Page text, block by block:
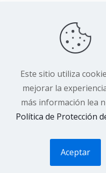
BOLETÍN DE MONITOREO
EDICIÓN ESPECIAL
Este sitio utiliza
mejorar la
más información lea
Política de Protección
Aceptar